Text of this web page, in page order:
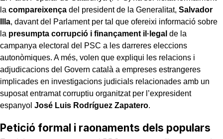
la compareixença del president de la Generalitat, Salvador
Illa, davant del Parlament per tal que ofereixi informació sobre
la presumpta corrupció i finançament il·legal de la
campanya electoral del PSC a les darreres eleccions
autonòmiques. A més, volen que expliqui les relacions i
adjudicacions del Govern català a empreses estrangeres
implicades en investigacions judicials relacionades amb un
suposat entramat corruptiu organitzat per l’expresident
espanyol José Luis Rodríguez Zapatero.
Petició formal i raonaments dels populars